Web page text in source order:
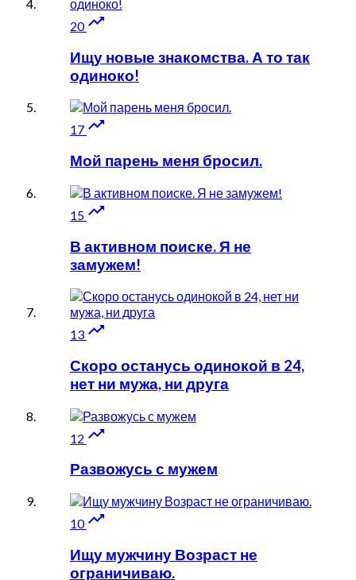
20 
Ищу новые знакомства. А то так
одиноко!
17 
Мой парень меня бросил.
15 
В активном поиске. Я не
замужем!
13 
Скоро останусь одинокой в 24,
нет ни мужа, ни друга
12 
Развожусь с мужем
10 
Ищу мужчину Возраст не
ограничиваю.